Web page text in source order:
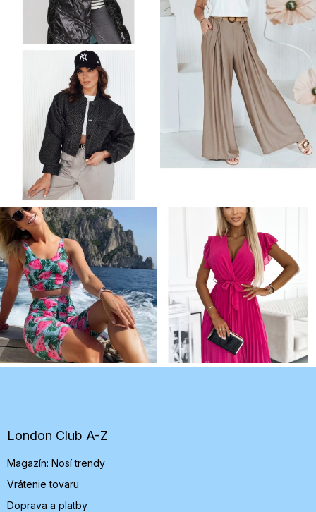
e
London Club A-Z
Magazín: Nosí trendy
Vrátenie tovaru
Doprava a platby